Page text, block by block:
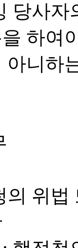
당사자
하여
아니하
위법